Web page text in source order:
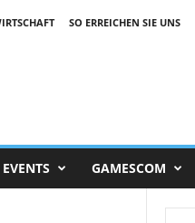
SO ERREICHEN SIE UNS
EVENTS GAMESCOM